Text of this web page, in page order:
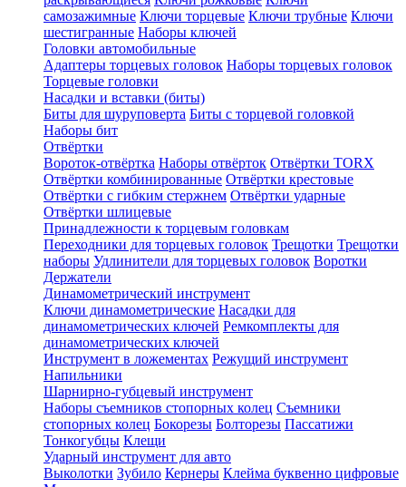
самозажимные Ключи торцевые Ключи трубные Ключи
шестигранные Наборы ключей
Головки автомобильные
Адаптеры торцевых головок Наборы торцевых головок
Торцевые головки
Насадки и вставки (биты)
Биты для шуруповерта Биты с торцевой головкой
Наборы бит
Отвёртки
Вороток-отвёртка Наборы отвёрток Отвёртки TORX
Отвёртки комбинированные Отвёртки крестовые
Отвёртки с гибким стержнем Отвёртки ударные
Отвёртки шлицевые
Принадлежности к торцевым головкам
Переходники для торцевых головок Трещотки Трещотки
наборы Удлинители для торцевых головок Воротки
Держатели
Динамометрический инструмент
Ключи динамометрические Насадки для
динамометрических ключей Ремкомплекты для
динамометрических ключей
Инструмент в ложементах Режущий инструмент
Напильники
Шарнирно-губцевый инструмент
Наборы съемников стопорных колец Съемники
стопорных колец Бокорезы Болторезы Пассатижи
Тонкогубцы Клещи
Ударный инструмент для авто
Выколотки Зубило Кернеры Клейма буквенно цифровые